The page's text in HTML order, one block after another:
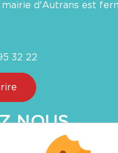
mairie d'Autrans est
32 22
NOUS